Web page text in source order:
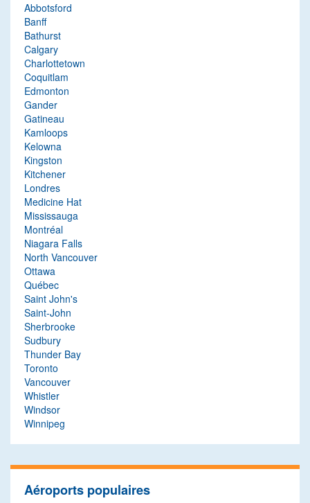
Abbotsford
Banff
Bathurst
Calgary
Charlottetown
Coquitlam
Edmonton
Gander
Gatineau
Kamloops
Kelowna
Kingston
Kitchener
Londres
Medicine Hat
Mississauga
Montréal
Niagara Falls
North Vancouver
Ottawa
Québec
Saint John's
Saint-John
Sherbrooke
Sudbury
Thunder Bay
Toronto
Vancouver
Whistler
Windsor
Winnipeg
Aéroports populaires